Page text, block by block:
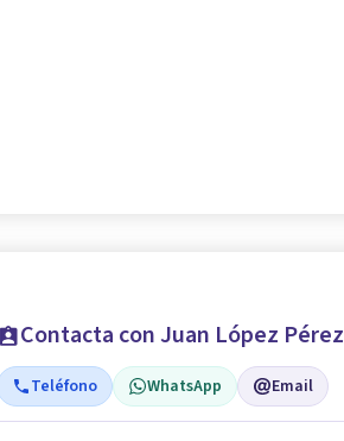
Contacta con Juan López Pérez
Teléfono WhatsApp Email